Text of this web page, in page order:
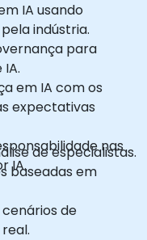
IA usando
indústria.
para
em IA com os
expectativas
nas
IA.
de especialistas.
baseadas em
de